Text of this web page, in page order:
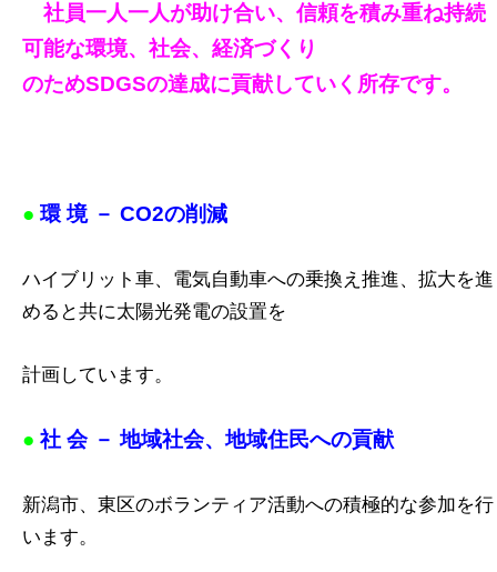
社員一人一人が助け合い、信頼を積み重ね持続
可能な環境、社会、経済づくり
のためSDGSの達成に貢献していく所存です。
● 環 境 － CO2の削減
ハイブリット車、電気自動車への乗換え推進、拡大を進
めると共に太陽光発電の設置を
計画しています。
● 社 会 － 地域社会、地域住民への貢献
新潟市、東区のボランティア活動への積極的な参加を行
います。